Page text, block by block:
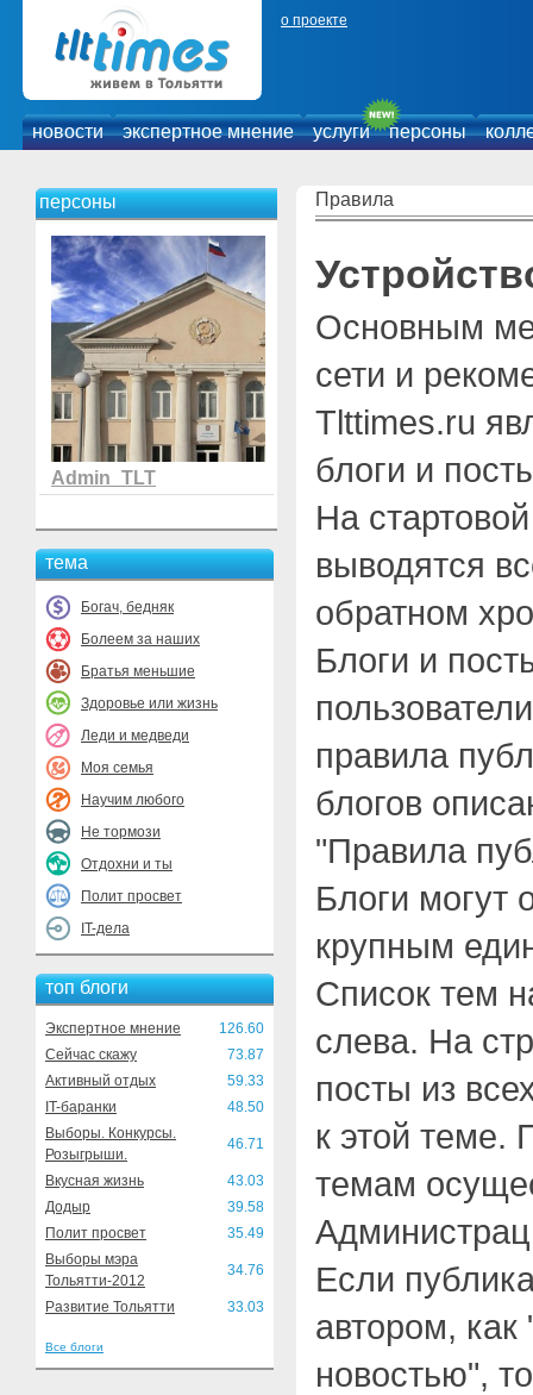
о проекте
новости экспертное мнение услуги персоны
персоны
Admin_TLT
тема
Богач, бедняк
Болеем за наших
Братья меньшие
Здоровье или жизнь
Леди и медведи
Моя семья
Научим любого
Не тормози
Отдохни и ты
Полит просвет
IT-дела
топ блоги
Экспертное мнение
126.60
Сейчас скажу
73.87
Активный отдых
59.33
IT-баранки
48.50
Выборы. Конкурсы.
Розыгрыши.
46.71
Вкусная жизнь
43.03
Додыр
39.58
Полит просвет
35.49
Выборы мэра
Тольятти-2012
34.76
Развитие Тольятти 33.03
Все блоги
Правила
Основным
сети и
Tlttimes.ru
блоги и
На
выводятся
обратном
Блоги и
правила
блогов
"Правила
Блоги могут
крупным
Список тем
слева. На
посты из
к этой теме.
темам
Если
автором,
новостью",